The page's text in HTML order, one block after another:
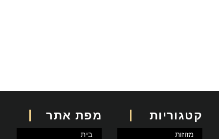
קטגוריות
מזוזות
מפת אתר
בית